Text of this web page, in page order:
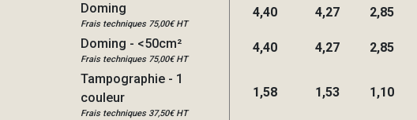
Doming
Frais techniques 75,00€ HT
4,40 4,27 2,85
Doming - <50cm²
Frais techniques 75,00€ HT
4,40 4,27 2,85
Tampographie - 1
couleur
Frais techniques 37,50€ HT
1,58 1,53 1,10